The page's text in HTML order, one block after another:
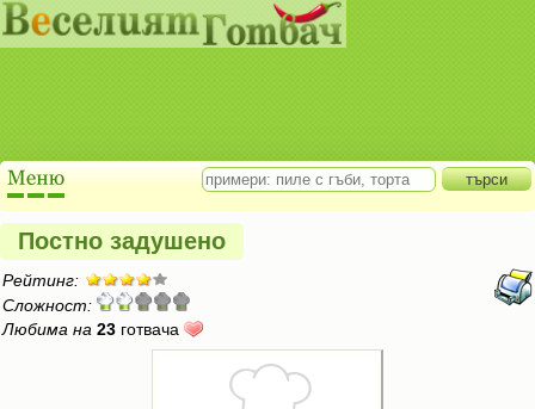
Постно задушено
Рейтинг:
Сложност:
Любима на 23 готвача